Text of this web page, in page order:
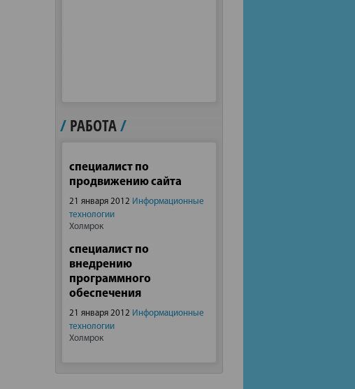
/ РАБОТА/
специалист по
продвижению сайта
21 января 2012 Информационные
технологии
Холмрок
специалист по
внедрению
программного
обеспечения
21 января 2012 Информационные
технологии
Холмрок